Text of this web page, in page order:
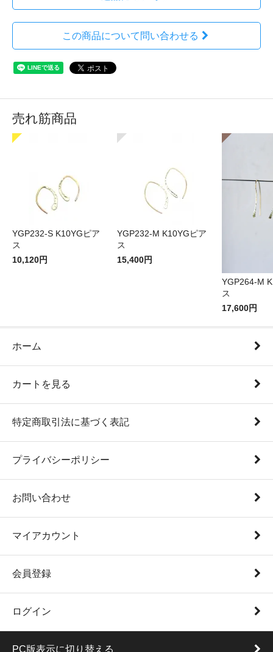
この商品について問い合わせる
売れ筋商品
YGP232-S K10YGピア
ス
10,120円
YGP232-M K10YGピア
ス
15,400円
YGP264-M
ス
17,600円
ホーム
カートを見る
特定商取引法に基づく表記
プライバシーポリシー
お問い合わせ
マイアカウント
会員登録
ログイン
PC版表示に切り替える